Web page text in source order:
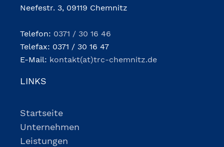
Neefestr. 3, 09119 Chemnitz
Telefon: 0371 / 30 16 46
Telefax: 0371 / 30 16 47
E-Mail: kontakt(at)trc-chemnitz.de
LINKS
Startseite
Unternehmen
Leistungen